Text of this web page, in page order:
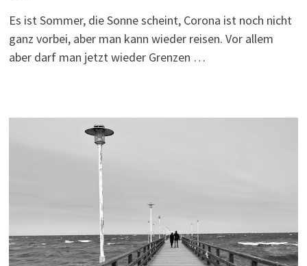
Es ist Sommer, die Sonne scheint, Corona ist noch nicht
ganz vorbei, aber man kann wieder reisen. Vor allem
aber darf man jetzt wieder Grenzen …